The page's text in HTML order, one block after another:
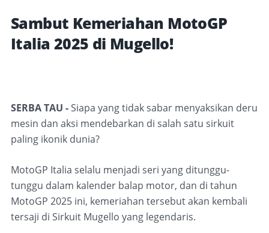
Sambut Kemeriahan MotoGP
Italia 2025 di Mugello!
SERBA TAU -Siapa yang tidak sabar menyaksikan deru
mesin dan aksi mendebarkan di salah satu sirkuit
paling ikonik dunia?
MotoGP Italia selalu menjadi seri yang ditunggu-
tunggu dalam kalender balap motor, dan di tahun
MotoGP 2025 ini, kemeriahan tersebut akan kembali
tersaji di Sirkuit Mugello yang legendaris.